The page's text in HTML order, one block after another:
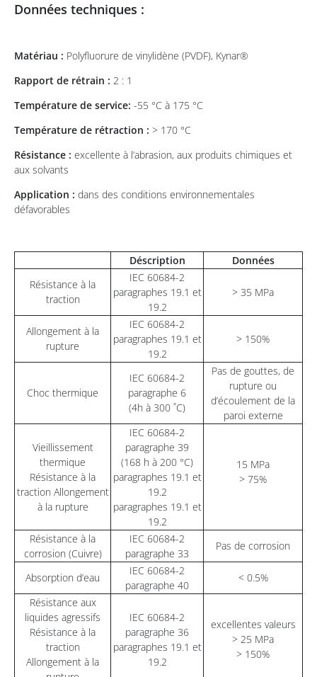
Données techniques :
Matériau : Polyfluorure de vinylidène (PVDF), Kynar®
Rapport de rétrain : 2 : 1
Température de service: -55 °C à 175 °C
Température de rétraction : > 170 °C
Résistance : excellente à l’abrasion, aux produits chimiques et
aux solvants
Application : dans des conditions environnementales
défavorables
Déscription
Données
Résistance à la
traction
IEC 60684-2
paragraphes 19.1 et
19.2
> 35 MPa
Allongement à la
rupture
IEC 60684-2
paragraphes 19.1 et
19.2
> 150%
Choc thermique
IEC 60684-2
paragraphe 6
(4h à 300 ˚C)
Pas de gouttes, de
rupture ou
d’écoulement de la
paroi externe
Vieillissement
thermique
Résistance à la
traction Allongement
à la rupture
IEC 60684-2
paragraphe 39
(168 h à 200 °C)
paragraphes 19.1 et
19.2
paragraphes 19.1 et
19.2
15 MPa
> 75%
Résistance à la
corrosion (Cuivre)
IEC 60684-2
paragraphe 33
Pas de corrosion
Absorption d’eau
IEC 60684-2
paragraphe 40
< 0.5%
Résistance aux
liquides agressifs
Résistance à la
traction
Allongement à la
IEC 60684-2
paragraphe 36
paragraphes 19.1 et
19.2
excellentes valeurs
> 25 MPa
> 150%